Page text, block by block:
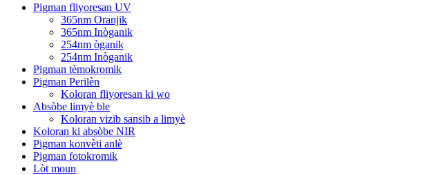
Pigman fliyoresan UV
365nm Oranjik
365nm Inòganik
254nm òganik
254nm Inòganik
Pigman tèmokromik
Pigman Perilèn
Koloran fliyoresan ki wo
Absòbe limyè ble
Koloran vizib sansib a limyè
Koloran ki absòbe NIR
Pigman konvèti anlè
Pigman fotokromik
Lòt moun